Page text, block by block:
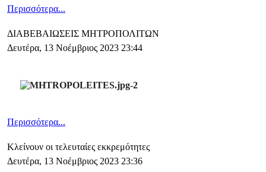
Περισσότερα...
ΔΙΑΒΕΒΑΙΩΣΕΙΣ ΜΗΤΡΟΠΟΛΙΤΩΝ
Δευτέρα, 13 Νοέμβριος 2023 23:44
Περισσότερα...
Κλείνουν οι τελευταίες εκκρεμότητες
Δευτέρα, 13 Νοέμβριος 2023 23:36